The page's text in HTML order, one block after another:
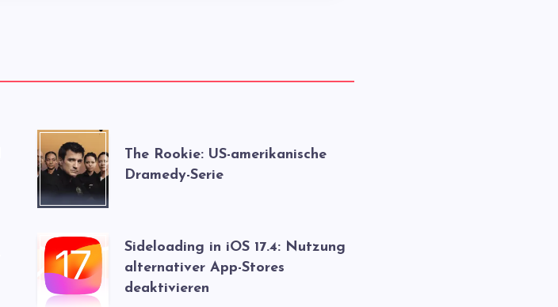
The Rookie: US-amerikanische
Dramedy-Serie
Sideloading in iOS 17.4: Nutzung
alternativer App-Stores
deaktivieren